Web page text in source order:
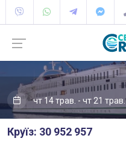
чт 14 трав. - чт 21 трав.
Круїз: 30 952 957